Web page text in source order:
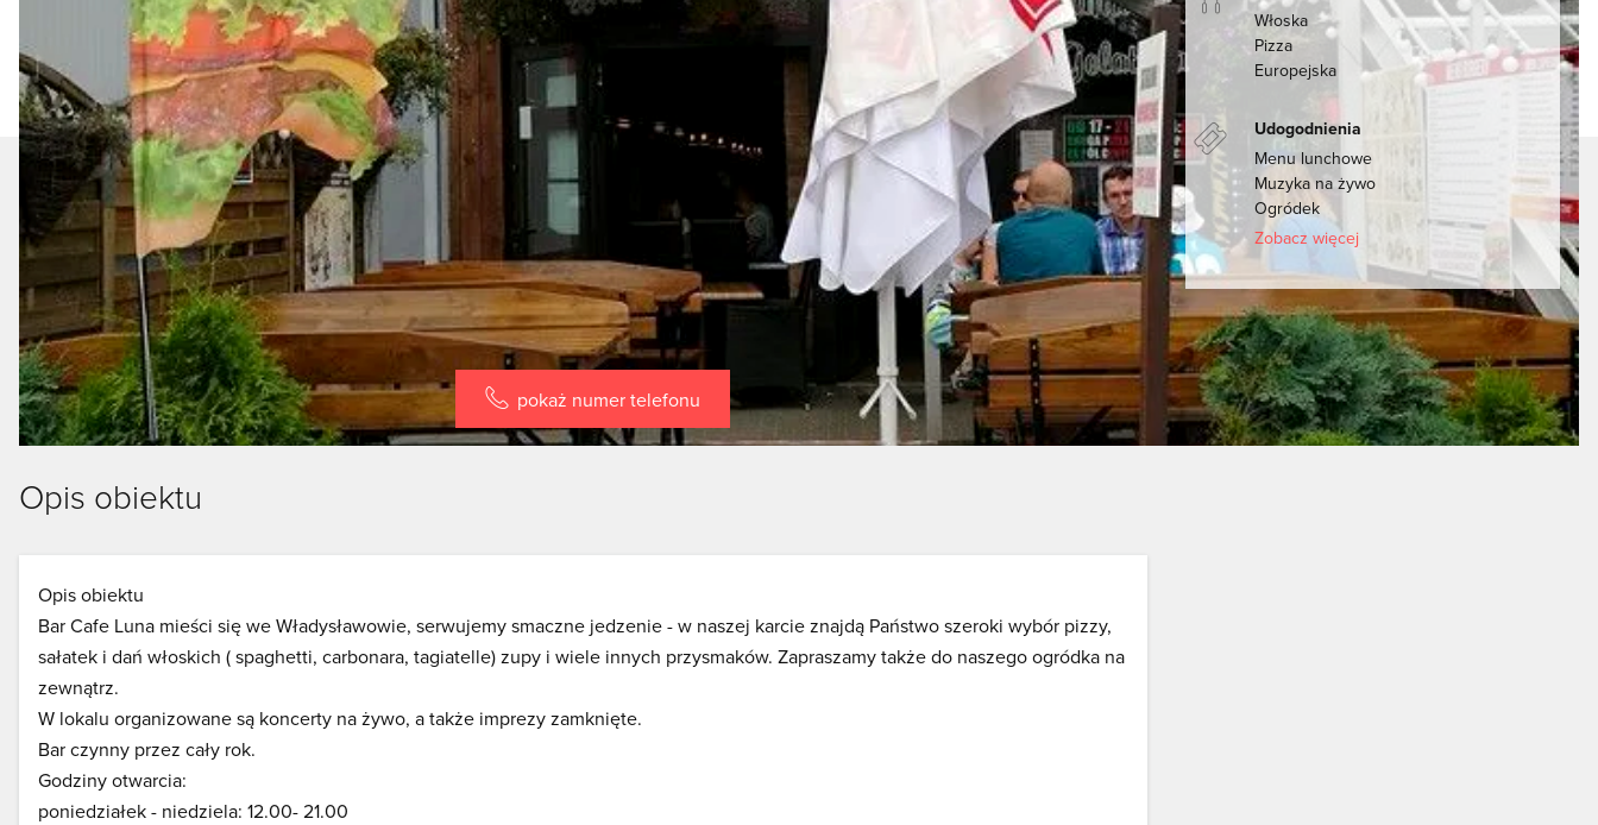
pokaż numer telefonu
Włoska
Pizza
Europejska
Udogodnienia
Menu lunchowe
Muzyka na żywo
Ogródek
Zobacz więcej
Opis obiektu
Opis obiektu
Bar Cafe Luna mieści się we Władysławowie, serwujemy smaczne jedzenie - w naszej karcie znajdą Państwo szeroki wybór pizzy,
sałatek i dań włoskich ( spaghetti, carbonara, tagiatelle) zupy i wiele innych przysmaków. Zapraszamy także do naszego ogródka na
zewnątrz.
W lokalu organizowane są koncerty na żywo, a także imprezy zamknięte.
Bar czynny przez cały rok.
Godziny otwarcia:
poniedziałek - niedziela: 12.00- 21.00